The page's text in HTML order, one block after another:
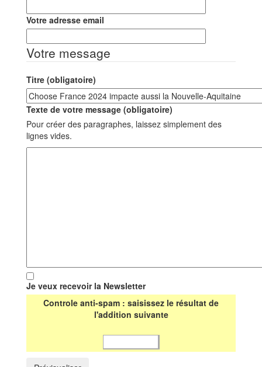
Votre adresse email
Votre message
Titre (obligatoire)
Texte de votre message (obligatoire)
Pour créer des paragraphes, laissez simplement des
lignes vides.
Je veux recevoir la Newsletter
Controle anti-spam : saisissez le résultat de
l'addition suivante